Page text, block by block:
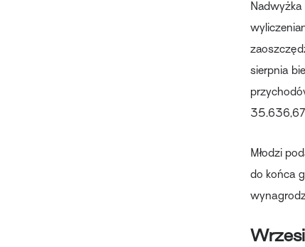
sierpnia
35.636,67
Młodzi
do końca